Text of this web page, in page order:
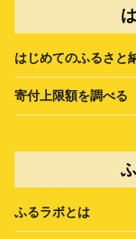
はじめてのふるさと
寄付上限額を調べる
ふるラボとは